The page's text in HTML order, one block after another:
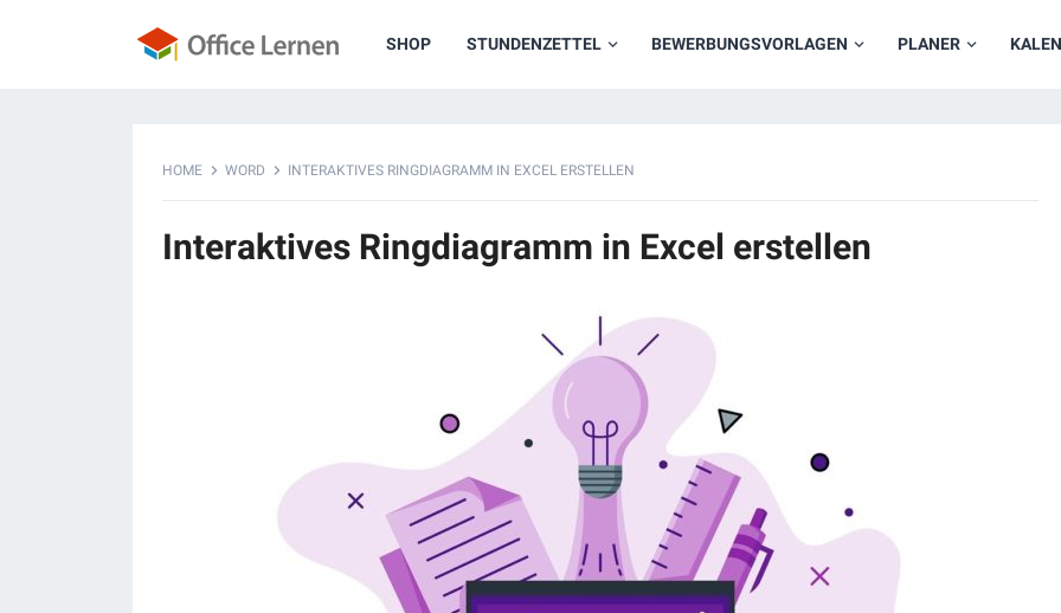
SHOP STUNDENZETTEL BEWERBUNGSVORLAGEN PLANER
HOME WORD INTERAKTIVES RINGDIAGRAMM IN EXCEL ERSTELLEN
Interaktives Ringdiagramm in Excel erstellen